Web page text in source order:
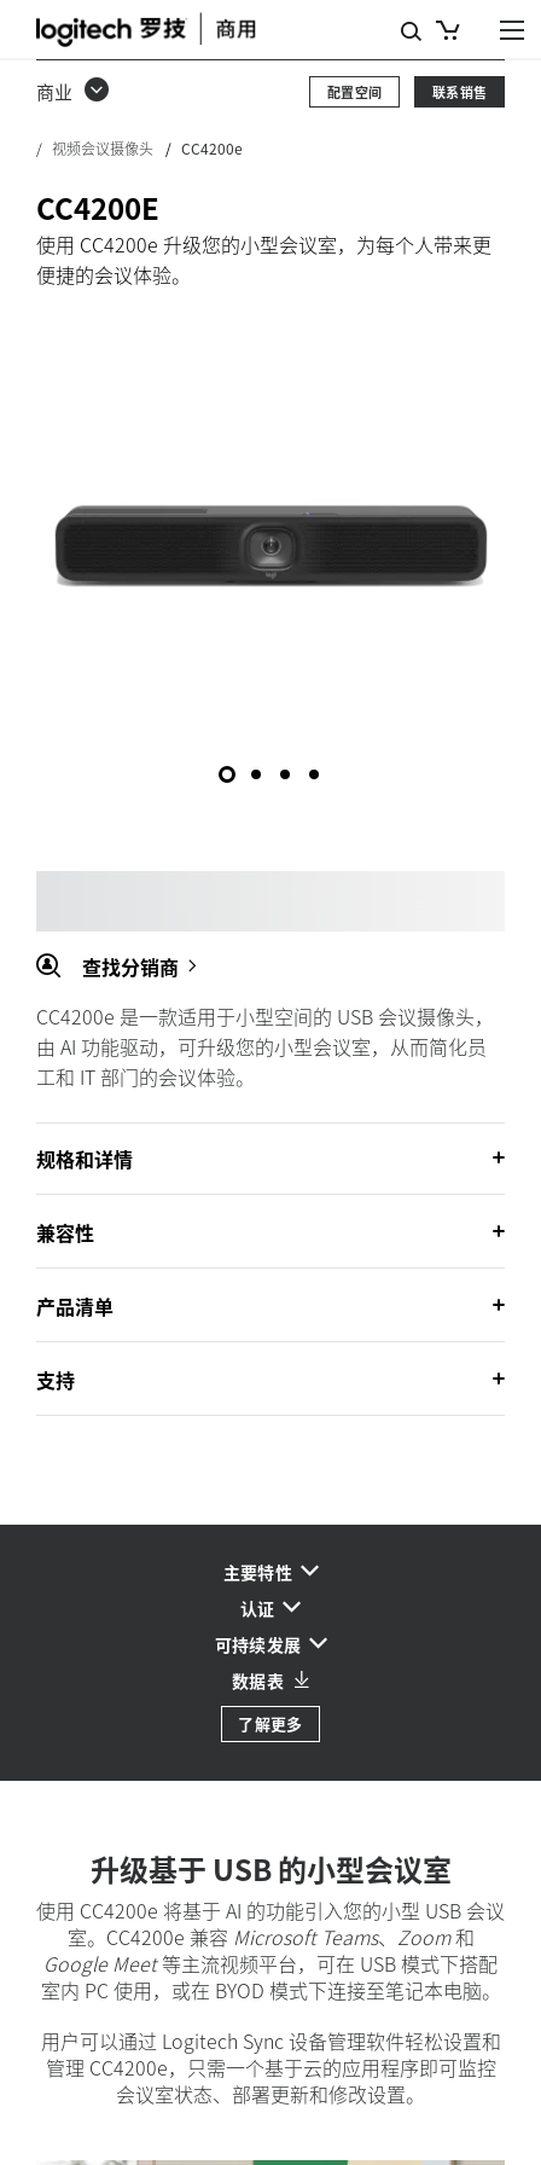
选
购
CC4200E
商业 联系销售
配置空间
视频会议摄像头 CC4200e
CC4200E
使用 CC4200e 升级您的小型会议室，为每个人带来更
便捷的会议体验。
查找分销商
CC4200e 是一款适用于小型空间的 USB 会议摄像头，
由 AI 功能驱动，可升级您的小型会议室，从而简化员
工和 IT 部门的会议体验。
规格和详情
兼容性
产品清单
支持
主要特性
认证
可持续发展
数据表
了解更多
升级基于 USB 的小型会议室
使用 CC4200e 将基于 AI 的功能引入您的小型 USB 会议
室。CC4200e 兼容 Microsoft Teams、 Zoom和
Google Meet等主流视频平台，可在 USB 模式下搭配
室内 PC 使用，或在 BYOD 模式下连接至笔记本电脑。
用户可以通过 Logitech Sync 设备管理软件轻松设置和
管理 CC4200e，只需一个基于云的应用程序即可监控
会议室状态、部署更新和修改设置。